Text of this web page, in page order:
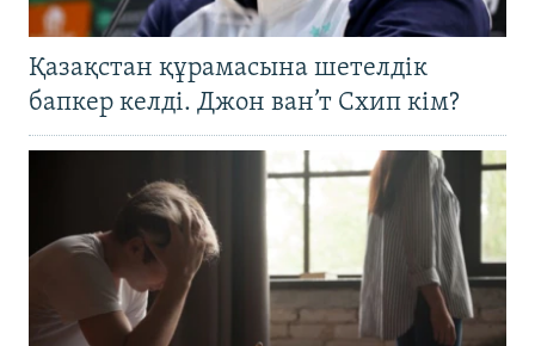
Қазақстан құрамасына шетелдік
бапкер келді. Джон ван’т Схип кім?